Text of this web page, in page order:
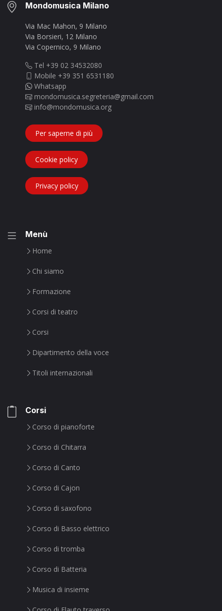
Mondomusica Milano
Via Mac Mahon, 9 Milano
Via Borsieri, 12 Milano
Via Copernico, 9 Milano
Tel +39 02 34532080
Mobile +39 351 6531180
Whatsapp
mondomusica.segreteria@gmail.com
info@mondomusica.org
Per saperne di più
Cookie policy
Privacy policy
Menù
Home
Chi siamo
Formazione
Corsi di teatro
Corsi
Dipartimento della voce
Titoli internazionali
Corsi
Corso di pianoforte
Corso di Chitarra
Corso di Canto
Corso di Cajon
Corso di saxofono
Corso di Basso elettrico
Corso di tromba
Corso di Batteria
Musica di insieme